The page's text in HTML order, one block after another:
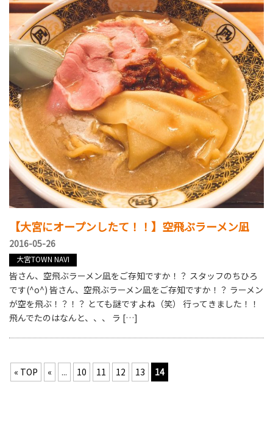
【大宮にオープンしたて！！】空飛ぶラーメン凪
2016-05-26
大宮TOWN NAVI
皆さん、空飛ぶラーメン凪をご存知ですか！？ スタッフのちひろ
です(^o^) 皆さん、空飛ぶラーメン凪をご存知ですか！？ ラーメン
が空を飛ぶ！？！？ とても謎ですよね（笑） 行ってきました！！
飛んでたのはなんと、、、 ラ […]
« TOP « ... 10 11 12 13 14